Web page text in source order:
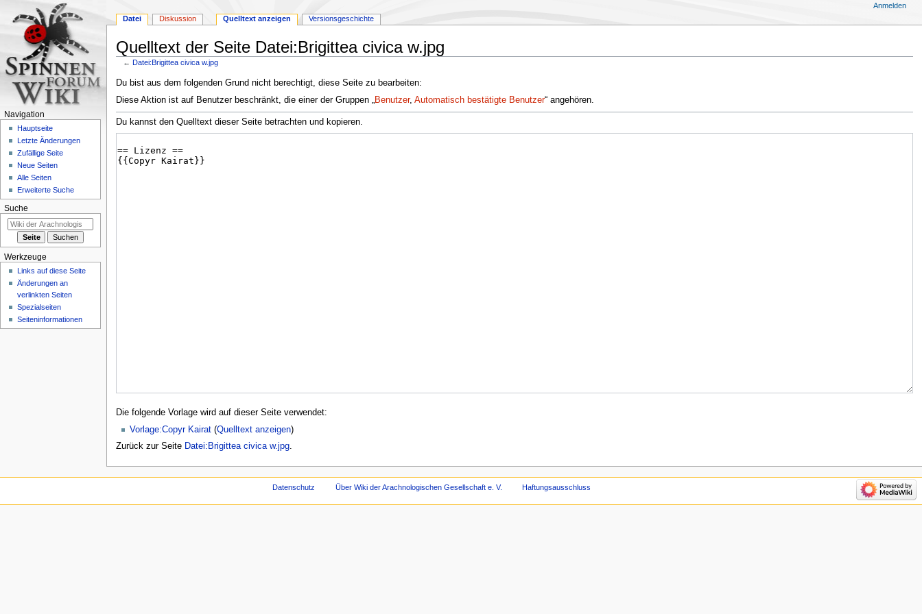
Quelltext der Seite Datei:Brigittea civica w.jpg
← Datei:Brigittea civica w.jpg
Zur
Navigation
Zur
Suche
Du bist aus dem folgenden Grund nicht berechtigt, diese Seite zu bearbeiten:
Diese Aktion ist auf Benutzer beschränkt, die einer der Gruppen „Benutzer, Automatisch bestätigte Benutzer“ angehören.
Du kannst den Quelltext dieser Seite betrachten und kopieren.
Die folgende Vorlage wird auf dieser Seite verwendet:
Vorlage:Copyr Kairat(Quelltext anzeigen)
Zurück zur Seite Datei:Brigittea civica w.jpg.
Datei Diskussion Quelltext anzeigen Versionsgeschichte
Anmelden
Navigation
Hauptseite
Letzte Änderungen
Zufällige Seite
Neue Seiten
Alle Seiten
Erweiterte Suche
Suche
Werkzeuge
Links auf diese Seite
Änderungen an
verlinkten Seiten
Spezialseiten
Seiten­­informationen
Datenschutz Über Wiki der Arachnologischen Gesellschaft e. V. Haftungsausschluss